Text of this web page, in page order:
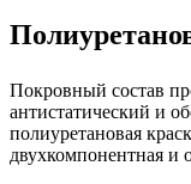
Покровный состав
антистатический и
полиуретановая
двухкомпонентная и